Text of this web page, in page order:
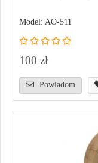
Model: AO-511
100 zł
Powiadom